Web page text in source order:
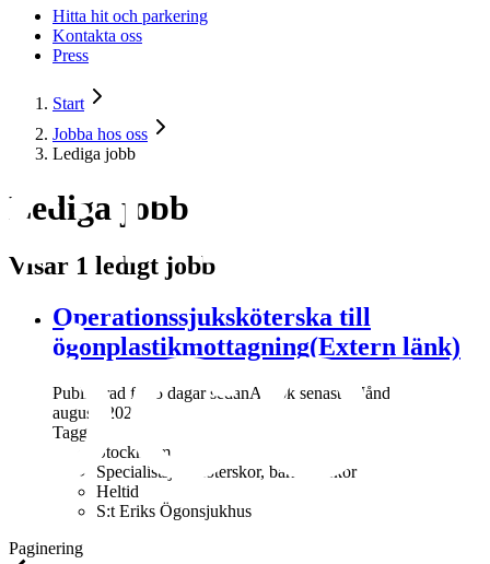
Hitta hit och parkering
Kontakta oss
Press
Start
Jobba hos oss
Lediga jobb
Lediga jobb
Visar 1 ledigt jobb
Operationssjuksköterska till
ögonplastikmottagning(Extern länk)
Publicerad för 5 dagar sedanAnsök senast:
Måndag 24
augusti 2026
Taggar
Stockholm
Specialistsjuksköterskor, barnmorskor
Heltid
S:t Eriks Ögonsjukhus
Paginering